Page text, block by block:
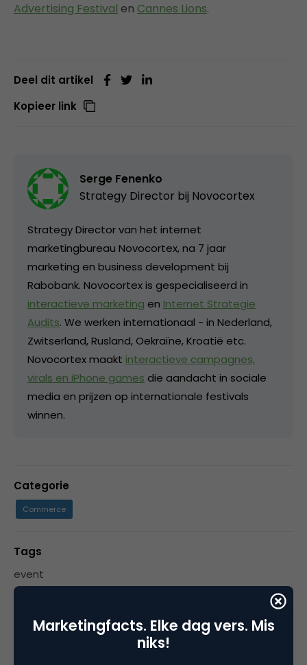
Advertising Festival en Cannes Lions.
Deel dit artikel
Kopieer link
Serge Fenenko
Strategy Director bij Novocortex
Strategy Director van het internet
marketingbureau Novocortex, na 7 jaar
marketing en business development bij
Rabobank. Novocortex is gespecialiseerd in
interactieve marketing en Internet Strategie
Audits. We werken internationaal - in Nederland,
Zwitserland, Rusland, Oekraïne, Kroatië etc.
Novocortex maakt interactieve campagnes,
virals en iPhone games die aandacht in sociale
media en prijzen op internationale festivals
winnen.
Categorie
Commerce
Tags
event
Marketingfacts. Elke dag vers. Mis
niks!